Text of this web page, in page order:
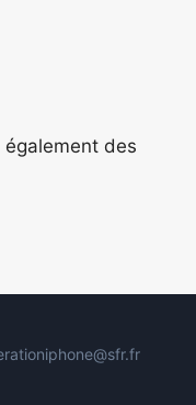
également des